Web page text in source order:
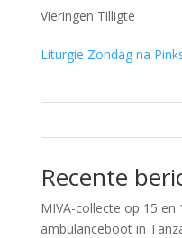
Vieringen Tilligte
Liturgie Zondag na
Recente
MIVA-collecte op 15 en
ambulanceboot in